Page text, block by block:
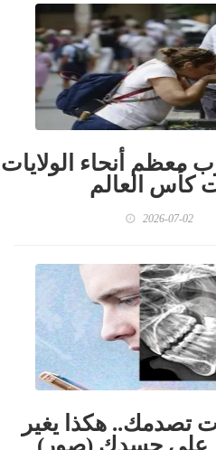
أنحاء الولايات
كأس العالم
2026-07-02
تصدمك.. هكذا يغير
على جسدك (صور)